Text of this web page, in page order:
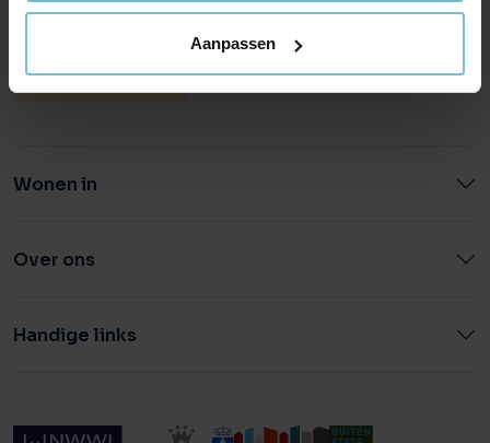
Aanpassen
0492 - 661 884
040 - 78 20 849
Wonen in
Over ons
Handige links